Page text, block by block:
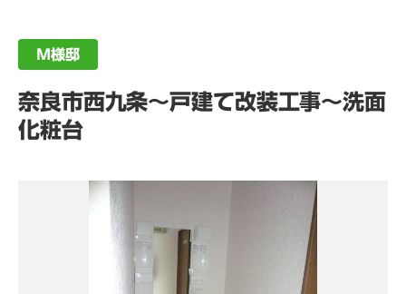
M様邸
奈良市西九条～戸建て改装工事～洗面
化粧台